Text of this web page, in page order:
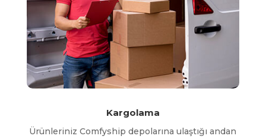
Kargolama
Ürünleriniz Comfyship depolarına ulaştığı andan